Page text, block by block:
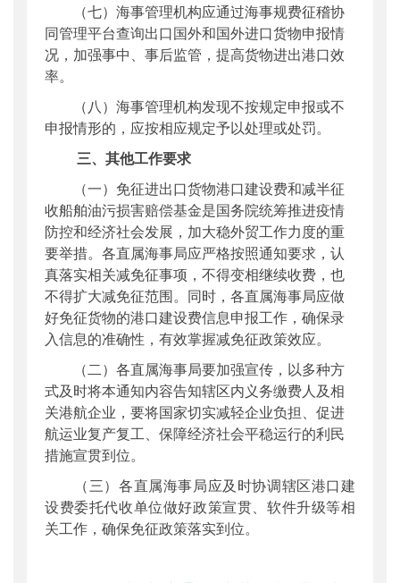
（七）海事管理机构应通过海事规费征稽协
同管理平台查询出口国外和国外进口货物申报情
况，加强事中、事后监管，提高货物进出港口效
率。
（八）海事管理机构发现不按规定申报或不
申报情形的，应按相应规定予以处理或处罚。
三、其他工作要求
（一）免征进出口货物港口建设费和减半征
收船舶油污损害赔偿基金是国务院统筹推进疫情
防控和经济社会发展，加大稳外贸工作力度的重
要举措。各直属海事局应严格按照通知要求，认
真落实相关减免征事项，不得变相继续收费，也
不得扩大减免征范围。同时，各直属海事局应做
好免征货物的港口建设费信息申报工作，确保录
入信息的准确性，有效掌握减免征政策效应。
（二）各直属海事局要加强宣传，以多种方
式及时将本通知内容告知辖区内义务缴费人及相
关港航企业，要将国家切实减轻企业负担、促进
航运业复产复工、保障经济社会平稳运行的利民
措施宣贯到位。
（三）各直属海事局应及时协调辖区港口建
设费委托代收单位做好政策宣贯、软件升级等相
关工作，确保免征政策落实到位。